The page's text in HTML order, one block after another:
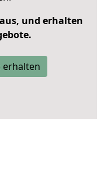
und erhalten
erhalten